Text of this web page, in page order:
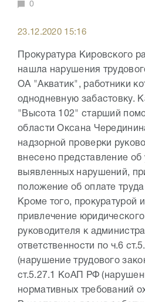
0
23.12.2020 15:16
Прокуратура Кировского
нашла нарушения
ОА "Акватик", работники
однодневную забастовку.
"Высота 102" старший
области Оксана
надзорной проверки
внесено представление об
выявленных нарушений,
положение об оплате
Кроме того, прокуратурой
привлечение
руководителя к
ответственности по ч.6
(нарушение трудового
ст.5.27.1 КоАП РФ
нормативных требований